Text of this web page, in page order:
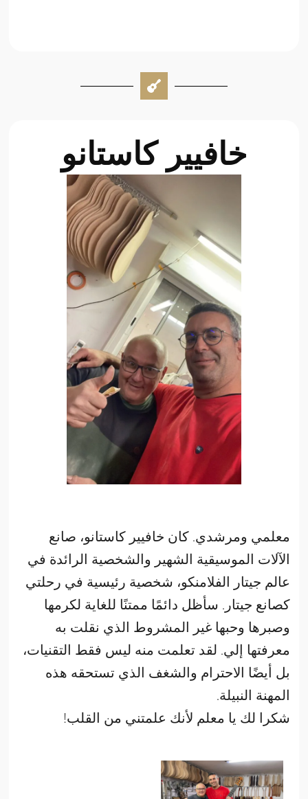
خافيير كاستانو
معلمي ومرشدي. كان خافيير كاستانو، صانع
الآلات الموسيقية الشهير والشخصية الرائدة في
عالم جيتار الفلامنكو، شخصية رئيسية في رحلتي
كصانع جيتار. سأظل دائمًا ممتنًا للغاية لكرمها
وصبرها وحبها غير المشروط الذي نقلت به
معرفتها إلي. لقد تعلمت منه ليس فقط التقنيات،
بل أيضًا الاحترام والشغف الذي تستحقه هذه
المهنة النبيلة.
شكرا لك يا معلم لأنك علمتني من القلب!